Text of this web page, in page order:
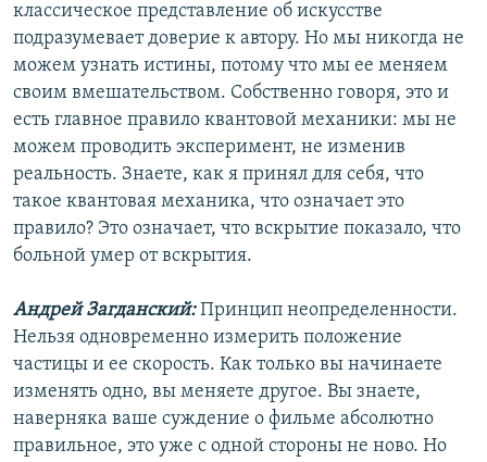
классическое представление об искусстве
подразумевает доверие к автору. Но мы никогда не
можем узнать истины, потому что мы ее меняем
своим вмешательством. Собственно говоря, это и
есть главное правило квантовой механики: мы не
можем проводить эксперимент, не изменив
реальность. Знаете, как я принял для себя, что
такое квантовая механика, что означает это
правило? Это означает, что вскрытие показало, что
больной умер от вскрытия.
Андрей Загданский:Принцип неопределенности.
Нельзя одновременно измерить положение
частицы и ее скорость. Как только вы начинаете
изменять одно, вы меняете другое. Вы знаете,
наверняка ваше суждение о фильме абсолютно
правильное, это уже с одной стороны не ново. Но